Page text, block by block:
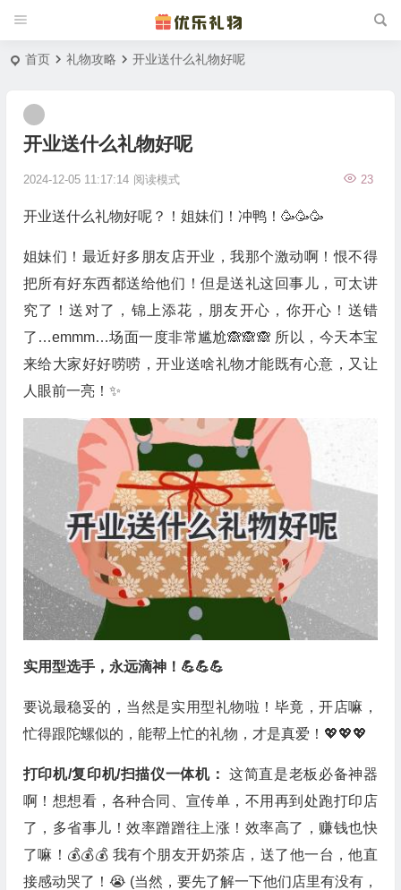
首页 礼物攻略 开业送什么礼物好呢
开业送什么礼物好呢
2024-12-05 11:17:14 23
阅读模式
开业送什么礼物好呢？！姐妹们！冲鸭！🥳🥳🥳
姐妹们！最近好多朋友店开业，我那个激动啊！恨不得
把所有好东西都送给他们！但是送礼这回事儿，可太讲
究了！送对了，锦上添花，朋友开心，你开心！送错
了…emmm…场面一度非常尴尬🙈🙈🙈 所以，今天本宝
来给大家好好唠唠，开业送啥礼物才能既有心意，又让
人眼前一亮！✨
实用型选手，永远滴神！💪💪💪
要说最稳妥的，当然是实用型礼物啦！毕竟，开店嘛，
忙得跟陀螺似的，能帮上忙的礼物，才是真爱！💖💖💖
打印机/复印机/扫描仪一体机：这简直是老板必备神器
啊！想想看，各种合同、宣传单，不用再到处跑打印店
了，多省事儿！效率蹭蹭往上涨！效率高了，赚钱也快
了嘛！💰💰💰 我有个朋友开奶茶店，送了他一台，他直
接感动哭了！😭 (当然，要先了解一下他们店里有没有，